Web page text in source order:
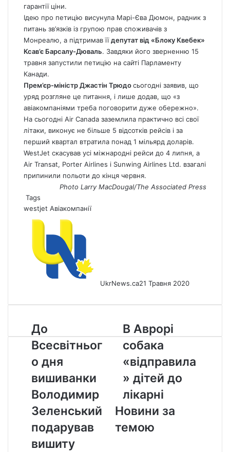
гарантії ціни.
Ідею про петицію висунула Марі-Єва Дюмон, радник з
питань зв’язків із групою прав споживачів з
Монреалю, а підтримав їїдепутат від «Блоку Квебек»
Ксав’є Барсалу-Дюваль. Завдяки його зверненню 15
травня запустили петицію на сайті Парламенту
Канади.
Прем’єр-міністр Джастін Трюдосьогодні заявив, що
уряд розгляне це питання, і лише додав, що «з
авіакомпаніями треба поговорити дуже обережно».
На сьогодні Air Canada заземлила практично всі свої
літаки, виконує не більше 5 відсотків рейсів і за
перший квартал втратила понад 1 мільярд доларів.
WestJet скасував усі міжнародні рейси до 4 липня, а
Air Transat, Porter Airlines і Sunwing Airlines Ltd. взагалі
припинили польоти до кінця червня.
Photo Larry MacDougal/The Associated Press
Tags
westjet Авіакомпанії
UkrNews.ca21 Травня 2020
До
Всесвітнього
дня
вишиванки
Володимир
Зеленський
подарував
вишиту
сорочку
Канади
До
Всесвітньог
о дня
вишиванки
Володимир
Зеленський
подарував
вишиту
В
Аврорі
собака
«відправила»
дітей
до
лікарні
В Аврорі
собака
«відправила
» дітей до
лікарні
Новини за
темою